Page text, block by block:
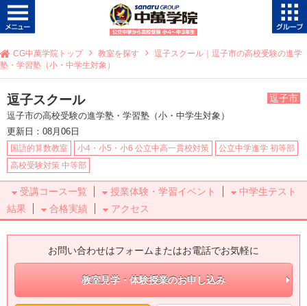
CG中萬学院トップ 教室を探す
逗子スクール｜逗子市の高校受験の進学
塾・学習塾（小・中学生対象）
逗子スクール 逗子市
逗子市の高校受験の進学塾・学習塾（小・中学生対象）
更新日：08月06日
国語的算数教室 小4・小5・小6 公立中高一貫校対策
公立中学進学 初等部
高校受験対策 中等部
受講コース一覧 授業体験・学習イベント
中学生テスト
結果
合格実績 アクセス
お問い合わせはフォームまたはお電話でお気軽に
教室見学・体験授業のお申し込み